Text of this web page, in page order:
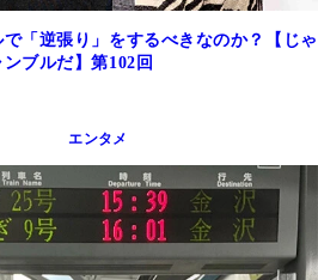
「逆張り」をするべきなのか？【じゃ
ブルだ】第102回
エンタメ